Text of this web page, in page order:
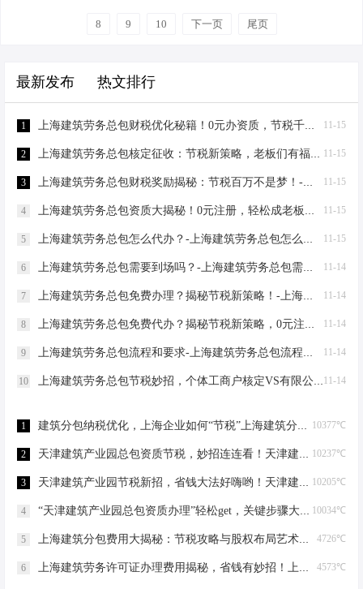
营业执照、法人代表身份证明、技术
别忘了加盖公章，原件也得带齐备
就可能掉进‘税坑’里。老张我辛苦打拼
他：“张总，别急，咱们一步步来。先
说说这建筑劳务资质办理费用。根据
上海市建委的官方数据，2023年申请
之间，具体取决于企业规模、人员配
置及业绩要求等因素。比如，一家初
就能搞定；而一家规模较大、业绩丰
富…
8 9 10 下一页 尾页
最新发布 热文排行
11-15
1 上海建筑劳务总包财税优化秘籍！0元办资质，节税千万不是梦-上海建筑劳务总包财税优化
11-15
2 上海建筑劳务总包核定征收：节税新策略，老板们有福了！-上海建筑劳务总包核定征收
11-15
3 上海建筑劳务总包财税奖励揭秘：节税百万不是梦！-上海建筑劳务总包财税奖励
11-15
4 上海建筑劳务总包资质大揭秘！0元注册，轻松成老板，节税小妙招一网打尽-上海建筑劳务总包需要什么资料
11-15
5 上海建筑劳务总包怎么代办？-上海建筑劳务总包怎么代办
11-14
6 上海建筑劳务总包需要到场吗？-上海建筑劳务总包需要到场吗？
11-14
7 上海建筑劳务总包免费办理？揭秘节税新策略！-上海建筑劳务总包免费办理吗？
11-14
8 上海建筑劳务总包免费代办？揭秘节税新策略，0元注册，轻松成老板！-上海建筑劳务总包免费代办吗？
11-14
9 上海建筑劳务总包流程和要求-上海建筑劳务总包流程和要求
11-14
10 上海建筑劳务总包节税妙招，个体工商户核定VS有限公司-上海建筑劳务总包怎么节税
10377℃
1 建筑分包纳税优化，上海企业如何“节税”上海建筑分包纳税优化
10237℃
2 天津建筑产业园总包资质节税，妙招连连看！天津建筑产业园总包资质节税优化
10205℃
3 天津建筑产业园节税新招，省钱大法好嗨哟！天津建筑产业园总包资质节税优化
10034℃
4 “天津建筑产业园总包资质办理”轻松get，关键步骤大揭秘！天津建筑产业园总包资质办理
4726℃
5 上海建筑分包费用大揭秘：节税攻略与股权布局艺术上海建筑分包有什么费用
4573℃
6 上海建筑劳务许可证办理费用揭秘，省钱有妙招！上海建筑劳务许可证办理费用是多少